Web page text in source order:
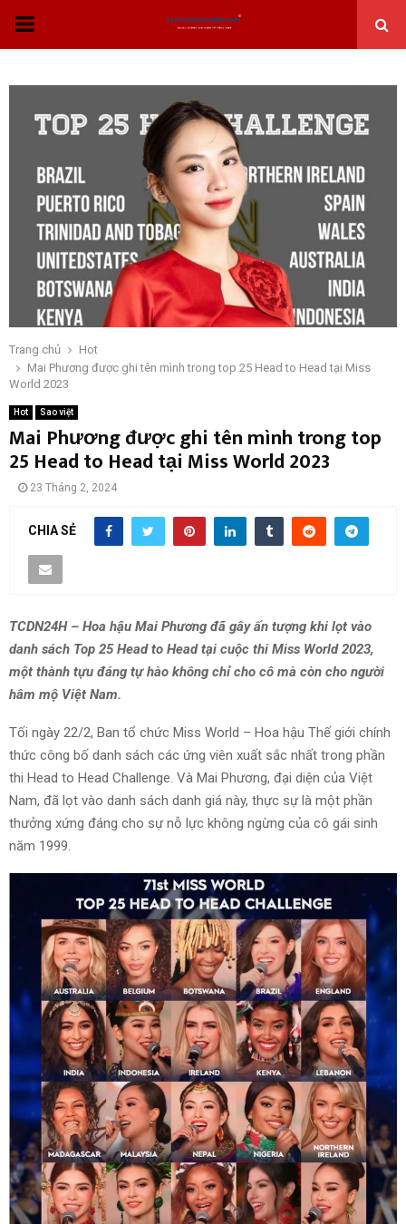
THỰC
CHÍNH
Trang chủ
Hot
Mai Phương được ghi tên mình trong top 25 Head to Head tại Miss
World 2023
Hot Sao việt
Mai Phương được ghi tên mình trong top
25 Head to Head tại Miss World 2023
23 Tháng 2, 2024
CHIA SẺ
TCDN24H – Hoa hậu Mai Phương đã gây ấn tượng khi lọt vào
danh sách Top 25 Head to Head tại cuộc thi Miss World 2023,
một thành tựu đáng tự hào không chỉ cho cô mà còn cho người
hâm mộ Việt Nam.
Tối ngày 22/2, Ban tổ chức Miss World – Hoa hậu Thế giới chính
thức công bố danh sách các ứng viên xuất sắc nhất trong phần
thi Head to Head Challenge. Và Mai Phương, đại diện của Việt
Nam, đã lọt vào danh sách danh giá này, thực sự là một phần
thưởng xứng đáng cho sự nỗ lực không ngừng của cô gái sinh
năm 1999.